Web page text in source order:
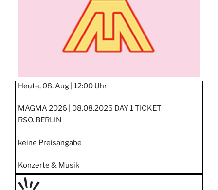
Heute, 08. Aug | 12:00 Uhr
MAGMA 2026 | 08.08.2026 DAY 1 TICKET
RSO. BERLIN
keine Preisangabe
Konzerte & Musik